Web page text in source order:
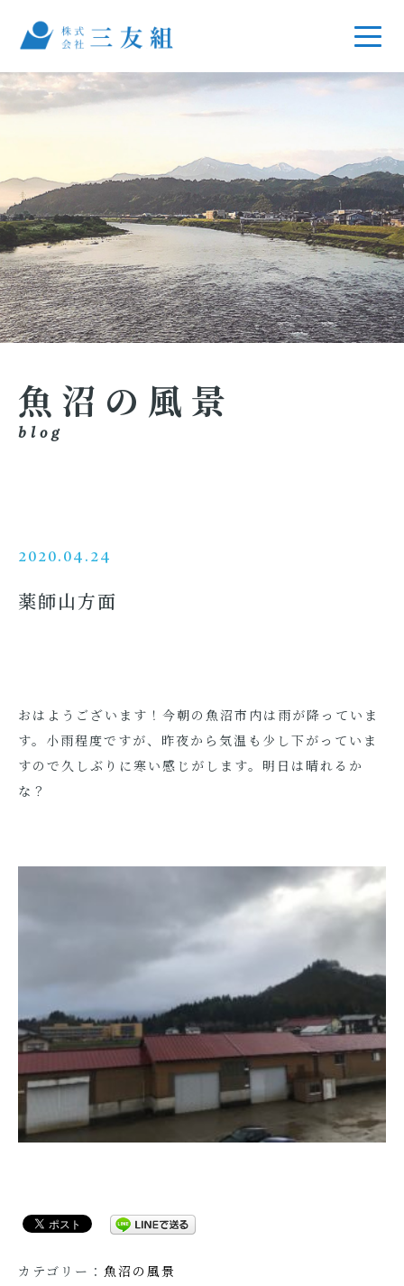
魚沼の風景
blog
2020.04.24
薬師山方面
おはようございます！今朝の魚沼市内は雨が降っていま
す。小雨程度ですが、昨夜から気温も少し下がっていま
すので久しぶりに寒い感じがします。明日は晴れるか
な？
カテゴリー： 魚沼の風景